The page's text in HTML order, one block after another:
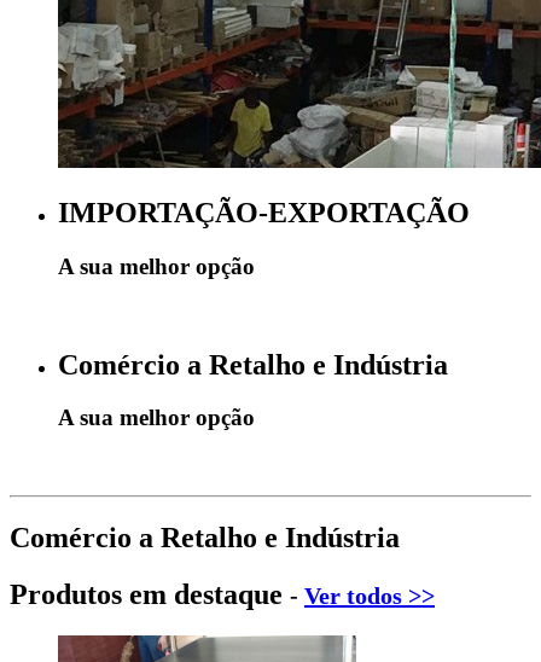
IMPORTAÇÃO-EXPORTAÇÃO
A sua melhor opção
Comércio a Retalho e Indústria
A sua melhor opção
Comércio a Retalho e Indústria
Produtos em destaque - Ver todos >>